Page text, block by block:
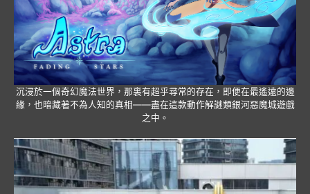
沉浸於一個奇幻魔法世界，那裏有超乎尋常的存在，即便在最遙遠的邊
緣，也暗藏著不為人知的真相——盡在這款動作解謎類銀河惡魔城遊戲
之中。